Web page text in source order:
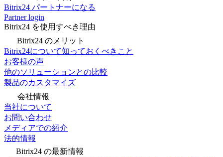
Bitrix24 パートナーになる
Partner login
Bitrix24 を使用すべき理由
Bitrix24 のメリット
Bitrix24について知っておくべきこと
お客様の声
他のソリューションとの比較
製品のカスタマイズ
会社情報
当社について
お問い合わせ
メディアでの紹介
法的情報
Bitrix24 の最新情報